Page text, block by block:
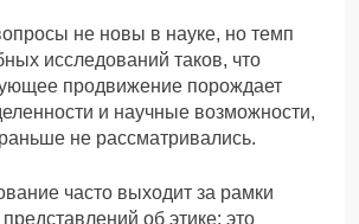
не новы в науке, но темп
исследований таков, что
продвижение порождает
и научные возможности,
не рассматривались.
часто выходит за рамки
об этике; это